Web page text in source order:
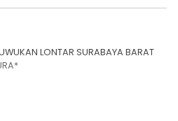
LONTAR SURABAYA BARAT